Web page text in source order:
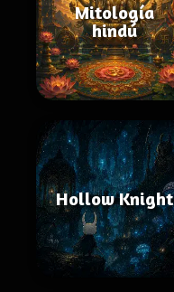
Mitología
hindú
Hollow Knight